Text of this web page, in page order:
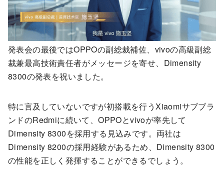
発表会の最後ではOPPOの副総裁補佐、vivoの高級副総
裁兼最高技術責任者がメッセージを寄せ、Dimensity
8300の発表を祝いました。
特に言及していないですが初搭載を行うXiaomiサブブラ
ンドのRedmiに続いて、OPPOとvivoが率先して
Dimensity 8300を採用する見込みです。両社は
Dimensity 8200の採用経験があるため、Dimensity 8300
の性能を正しく発揮することができるでしょう。